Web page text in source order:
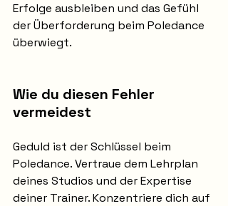
Erfolge ausbleiben und das Gefühl
der Überforderung beim Poledance
überwiegt.
Wie du diesen Fehler
vermeidest
Geduld ist der Schlüssel beim
Poledance. Vertraue dem Lehrplan
deines Studios und der Expertise
deiner Trainer. Konzentriere dich auf